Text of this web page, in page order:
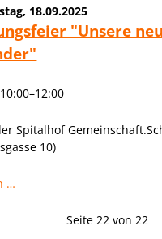
18.09.2025
"Unsere
Spitalhof
10)
…
Seite 22 von 22